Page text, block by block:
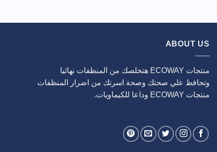
ABOUT US
منتجات ECOWAY هتخلصك من المنظفات نهائيا
وتحافظ علي صحتك وصحة اسرتك من اضرار المنظفات
منتجات ECOWAY وداعا للكيماويات.